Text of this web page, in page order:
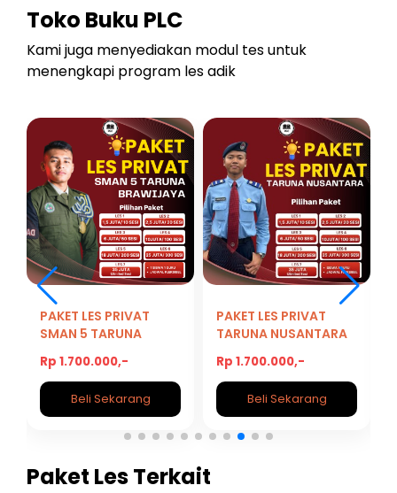
Toko Buku PLC
Kami juga menyediakan modul tes untuk
menengkapi program les adik
PAKET LES PRIVAT
SMAN 5 TARUNA
Rp 1.700.000,-
Beli Sekarang
PAKET LES PRIVAT
TARUNA NUSANTARA
Rp 1.700.000,-
Beli Sekarang
Paket Les Terkait